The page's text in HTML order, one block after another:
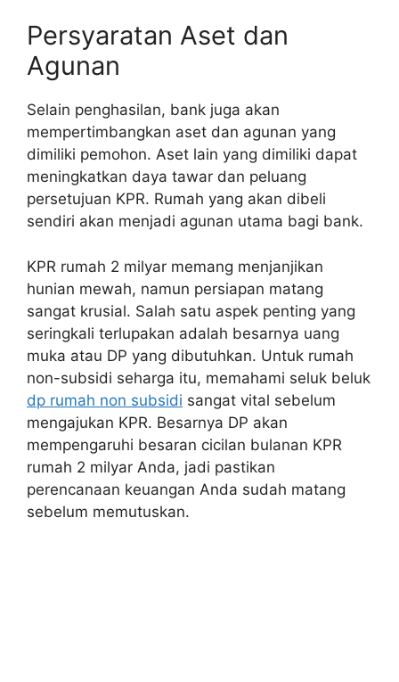
Persyaratan Aset dan
Agunan
Selain penghasilan, bank juga akan
mempertimbangkan aset dan agunan yang
dimiliki pemohon. Aset lain yang dimiliki dapat
meningkatkan daya tawar dan peluang
persetujuan KPR. Rumah yang akan dibeli
sendiri akan menjadi agunan utama bagi bank.
KPR rumah 2 milyar memang menjanjikan
hunian mewah, namun persiapan matang
sangat krusial. Salah satu aspek penting yang
seringkali terlupakan adalah besarnya uang
muka atau DP yang dibutuhkan. Untuk rumah
non-subsidi seharga itu, memahami seluk beluk
dp rumah non subsidi sangat vital sebelum
mengajukan KPR. Besarnya DP akan
mempengaruhi besaran cicilan bulanan KPR
rumah 2 milyar Anda, jadi pastikan
perencanaan keuangan Anda sudah matang
sebelum memutuskan.